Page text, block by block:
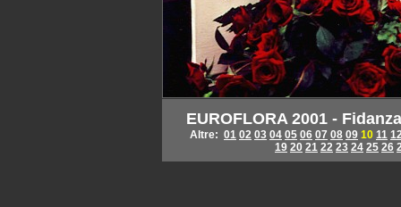
EUROFLORA 2001 -
Altre: 01 02 03 04 05 06 07 08 09 10 11
19 20 21 22 23 24 25 26